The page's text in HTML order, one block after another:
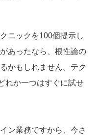
ニックを100個提示し
あったなら、根性論の
かもしれません。テク
れか一つはすぐに試せ
ン業務ですから、今さ